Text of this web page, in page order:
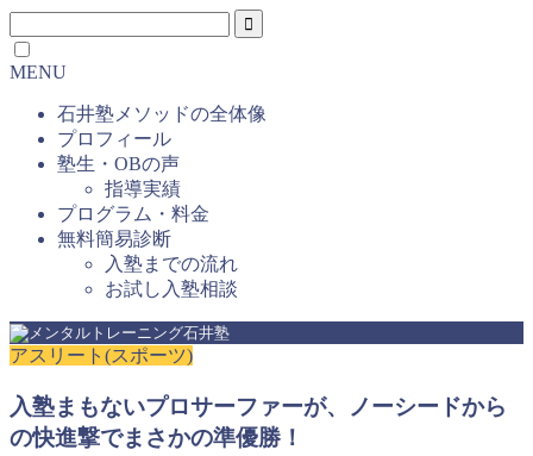
MENU
石井塾メソッドの全体像
プロフィール
塾生・OBの声
指導実績
プログラム・料金
無料簡易診断
入塾までの流れ
お試し入塾相談
アスリート(スポーツ)
入塾まもないプロサーファーが、ノーシードから
の快進撃でまさかの準優勝！